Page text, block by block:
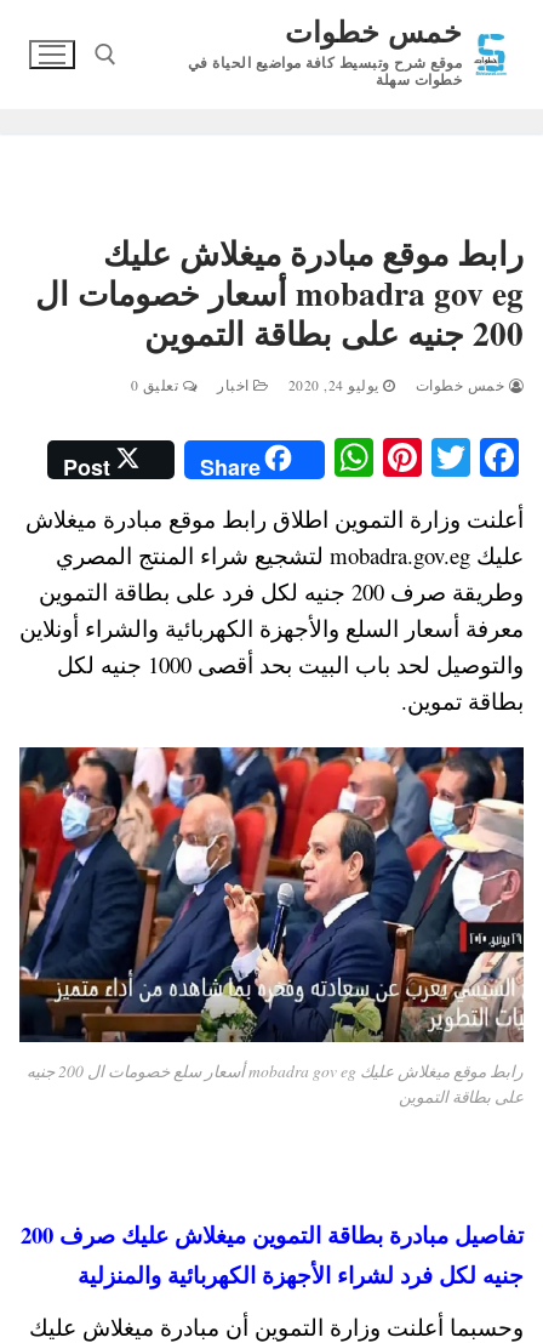
المحتوى
خمس خطوات
موقع شرح وتبسيط كافة مواضيع الحياة في
خطوات سهلة
رابط موقع مبادرة ميغلاش عليك
mobadra gov eg أسعار خصومات ال
200 جنيه على بطاقة التموين
خمس خطوات يوليو 24, 2020 اخبار تعليق 0
Fa
bo
ok
T
wi
tte
r
Pi
er
es
t
W
ha
ts
A
pp
Share
Post
أعلنت وزارة التموين اطلاق رابط موقع مبادرة ميغلاش
عليك mobadra.gov.eg لتشجيع شراء المنتج المصري
وطريقة صرف 200 جنيه لكل فرد على بطاقة التموين
معرفة أسعار السلع والأجهزة الكهربائية والشراء أونلاين
والتوصيل لحد باب البيت بحد أقصى 1000 جنيه لكل
بطاقة تموين.
رابط موقع ميغلاش عليك mobadra gov eg أسعار سلع خصومات ال 200 جنيه
على بطاقة التموين
تفاصيل مبادرة بطاقة التموين ميغلاش عليك صرف 200
جنيه لكل فرد لشراء الأجهزة الكهربائية والمنزلية
وحسبما أعلنت وزارة التموين أن مبادرة ميغلاش عليك